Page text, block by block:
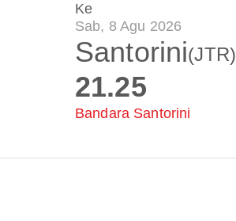
Ke
Sab, 8 Agu 2026
Santorini(JTR)
21.25
Bandara Santorini